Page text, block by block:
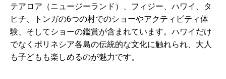
テアロア（ニュージーランド）、フィジー、ハワイ、タ
ヒチ、トンガの6つの村でのショーやアクティビティ体
験、そしてショーの鑑賞が含まれています。ハワイだけ
でなくポリネシア各島の伝統的な文化に触れられ、大人
も子どもも楽しめるのが魅力です。